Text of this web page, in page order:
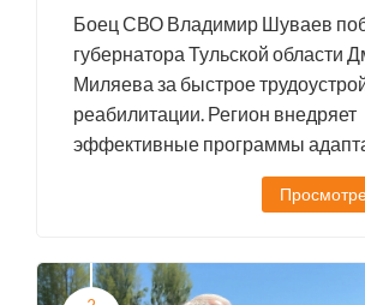
Боец СВО Владимир Шуваев
губернатора Тульской области
Миляева за быстрое
реабилитации. Регион внедряет
эффективные программы